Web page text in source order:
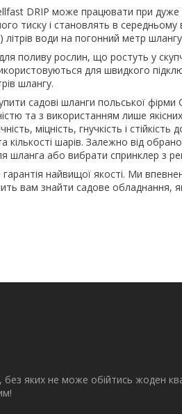
DRIP може працювати при дуже
тиску і становлять в середньому
води на погонний метр
поливу рослин, що ростуть у
для швидкого
шлангу.
садові шланги польської фірми
та з використанням лише
міцність, гнучкість і стійкість
кількості шарів. Залежно від
шланга або вибрати спринклер з
найвищої якості. Ми
вам знайти садове обладнання,
яких не може обійтись жоден